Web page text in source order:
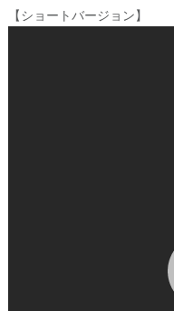
【ショートバージョン】